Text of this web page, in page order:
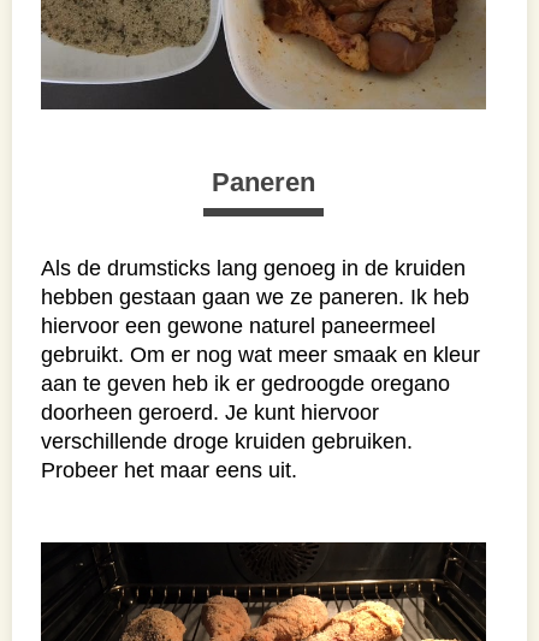
Paneren
Als de drumsticks lang genoeg in de kruiden
hebben gestaan gaan we ze paneren. Ik heb
hiervoor een gewone naturel paneermeel
gebruikt. Om er nog wat meer smaak en kleur
aan te geven heb ik er gedroogde oregano
doorheen geroerd. Je kunt hiervoor
verschillende droge kruiden gebruiken.
Probeer het maar eens uit.